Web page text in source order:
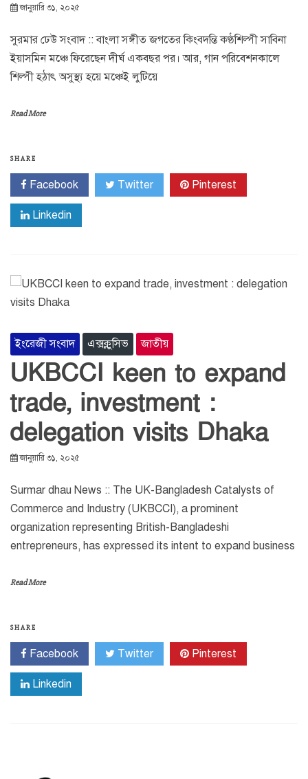
জানুয়ারি ৩১, ২০২৫
সুরমার ঢেউ সংবাদ :: বাংলা সঙ্গীত জগতের কিংবদন্তি কণ্ঠশিল্পী সাবিনা
ইয়াসমিন মঞ্চে ফিরেছেন দীর্ঘ একবছর পর। আর, গান পরিবেশনকালে
শিল্পী হঠাৎ অসুস্থ্য হয়ে মঞ্চেই লুটিয়ে
Read More
SHARE
Facebook Twitter Pinterest
Linkedin
ইংরেজী সংবাদ এক্সক্লুসিভ জাতীয়
UKBCCI keen to expand
trade, investment :
delegation visits Dhaka
জানুয়ারি ৩১, ২০২৫
Surmar dhau News :: The UK-Bangladesh Catalysts of
Commerce and Industry (UKBCCI), a prominent
organization representing British-Bangladeshi
entrepreneurs, has expressed its intent to expand business
Read More
SHARE
Facebook Twitter Pinterest
Linkedin